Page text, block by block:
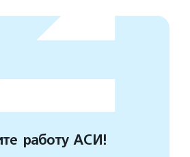
работу АСИ!